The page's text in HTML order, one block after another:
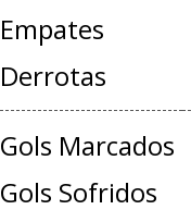
Empates
Derrotas
Gols Marcados
Gols Sofridos